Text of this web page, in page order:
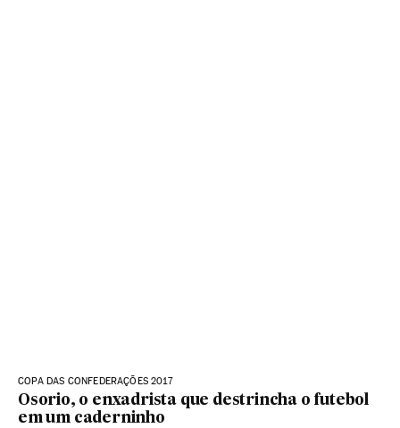
COPA DAS CONFEDERAÇÕES 2017
Osorio, o enxadrista que destrincha o futebol
em um caderninho